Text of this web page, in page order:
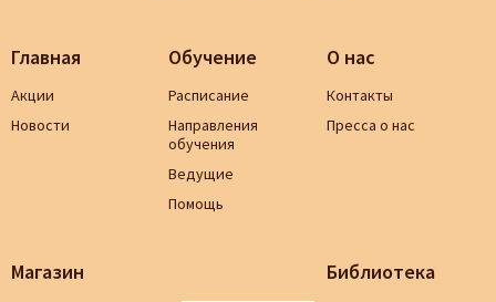
Главная
Акции
Новости
Обучение
Расписание
Направления
обучения
Ведущие
Помощь
О нас
Контакты
Пресса о нас
Магазин Библиотека